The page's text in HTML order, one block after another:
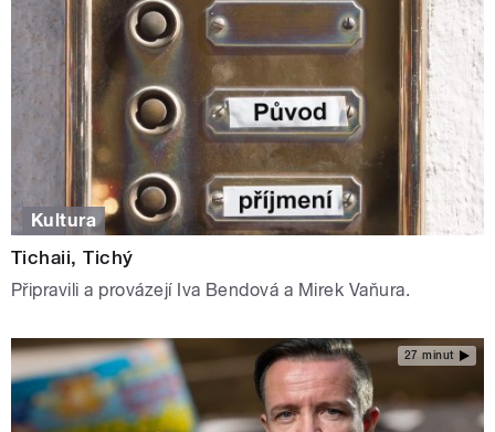
Kultura
Tichaii, Tichý
Připravili a provázejí Iva Bendová a Mirek Vaňura.
27 minut